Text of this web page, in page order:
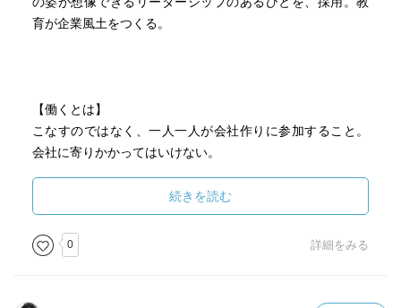
育が企業風土をつくる。
【働くとは】
こなすのではなく、一人一人が会社作りに参加すること。
会社に寄りかかってはいけない。
リーダーからだめになる。でも、伸びそうなリーダーのひ
とに優秀なサブリーターをつけるとぐんとのびる。
硬直しないために常に動き回る組織が大切。社員も動じな
続きを読む
0 詳細をみる